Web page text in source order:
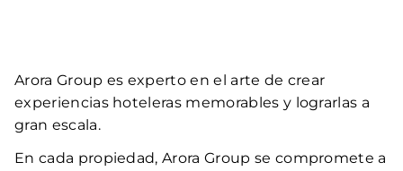
Arora Group es experto en el arte de crear
experiencias hoteleras memorables y lograrlas a
gran escala.
En cada propiedad, Arora Group se compromete a